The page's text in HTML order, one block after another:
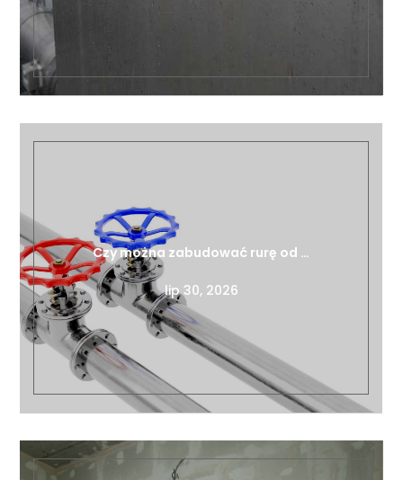
Czy można zabudować rurę od …
lip 30, 2026